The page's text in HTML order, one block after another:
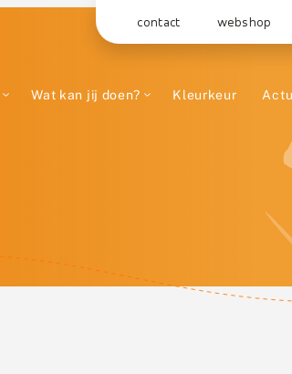
contact webshop
Wat kan jij doen? Kleurkeur